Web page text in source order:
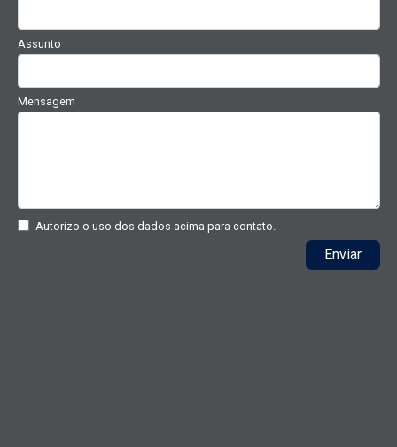
Assunto
Mensagem
Autorizo o uso dos dados acima para contato.
Enviar